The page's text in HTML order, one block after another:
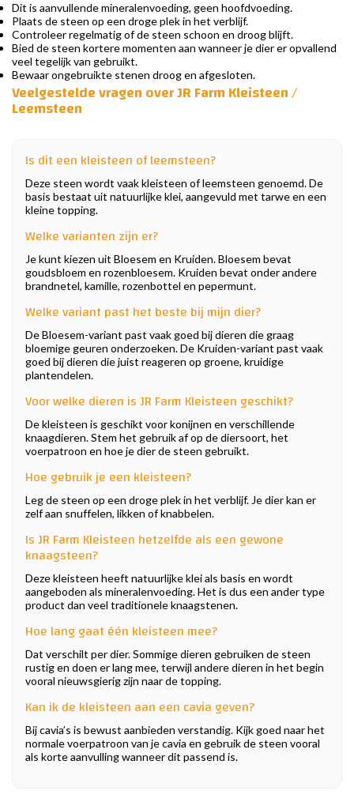
Dit is aanvullende mineralenvoeding, geen hoofdvoeding.
Plaats de steen op een droge plek in het verblijf.
Controleer regelmatig of de steen schoon en droog blijft.
Bied de steen kortere momenten aan wanneer je dier er opvallend
veel tegelijk van gebruikt.
Bewaar ongebruikte stenen droog en afgesloten.
Veelgestelde vragen over JR Farm Kleisteen /
Leemsteen
Is dit een kleisteen of leemsteen?
Deze steen wordt vaak kleisteen of leemsteen genoemd. De
basis bestaat uit natuurlijke klei, aangevuld met tarwe en een
kleine topping.
Welke varianten zijn er?
Je kunt kiezen uit Bloesem en Kruiden. Bloesem bevat
goudsbloem en rozenbloesem. Kruiden bevat onder andere
brandnetel, kamille, rozenbottel en pepermunt.
Welke variant past het beste bij mijn dier?
De Bloesem-variant past vaak goed bij dieren die graag
bloemige geuren onderzoeken. De Kruiden-variant past vaak
goed bij dieren die juist reageren op groene, kruidige
plantendelen.
Voor welke dieren is JR Farm Kleisteen geschikt?
De kleisteen is geschikt voor konijnen en verschillende
knaagdieren. Stem het gebruik af op de diersoort, het
voerpatroon en hoe je dier de steen gebruikt.
Hoe gebruik je een kleisteen?
Leg de steen op een droge plek in het verblijf. Je dier kan er
zelf aan snuffelen, likken of knabbelen.
Is JR Farm Kleisteen hetzelfde als een gewone
knaagsteen?
Deze kleisteen heeft natuurlijke klei als basis en wordt
aangeboden als mineralenvoeding. Het is dus een ander type
product dan veel traditionele knaagstenen.
Hoe lang gaat één kleisteen mee?
Dat verschilt per dier. Sommige dieren gebruiken de steen
rustig en doen er lang mee, terwijl andere dieren in het begin
vooral nieuwsgierig zijn naar de topping.
Kan ik de kleisteen aan een cavia geven?
Bij cavia’s is bewust aanbieden verstandig. Kijk goed naar het
normale voerpatroon van je cavia en gebruik de steen vooral
als korte aanvulling wanneer dit passend is.